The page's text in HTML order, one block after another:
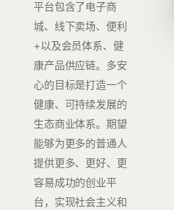
平台包含了电子商
城、线下卖场、便利
+以及会员体系、健
康产品供应链。多安
心的目标是打造一个
健康、可持续发展的
生态商业体系。期望
能够为更多的普通人
提供更多、更好、更
容易成功的创业平
台，实现社会主义和